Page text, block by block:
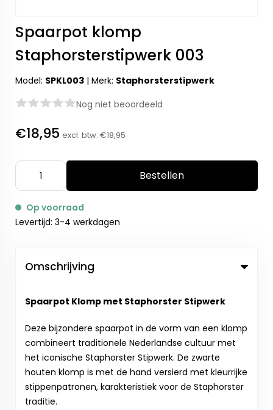
Spaarpot klomp
Staphorsterstipwerk 003
Model: SPKL003 | Merk: Staphorsterstipwerk
Nog niet beoordeeld
€18,95 excl. btw: €18,95
Bestellen
Op voorraad
Levertijd: 3-4 werkdagen
Omschrijving
Spaarpot Klomp met Staphorster Stipwerk
Deze bijzondere spaarpot in de vorm van een klomp
combineert traditionele Nederlandse cultuur met
het iconische Staphorster Stipwerk. De zwarte
houten klomp is met de hand versierd met kleurrijke
stippenpatronen, karakteristiek voor de Staphorster
traditie.